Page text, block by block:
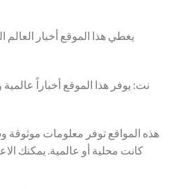
هذه المواقع توفر معلومات موثوقة
كانت محلية أو عالمية. يمكنك